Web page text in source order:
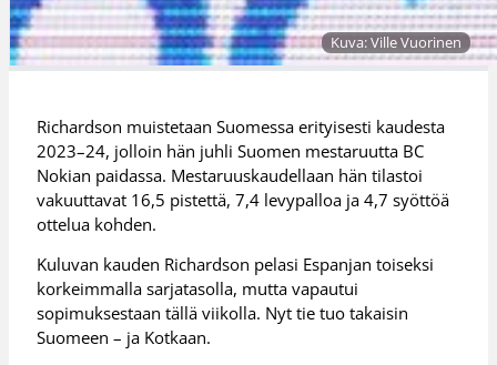
Kuva: Ville Vuorinen
Richardson muistetaan Suomessa erityisesti kaudesta
2023–24, jolloin hän juhli Suomen mestaruutta BC
Nokian paidassa. Mestaruuskaudellaan hän tilastoi
vakuuttavat 16,5 pistettä, 7,4 levypalloa ja 4,7 syöttöä
ottelua kohden.
Kuluvan kauden Richardson pelasi Espanjan toiseksi
korkeimmalla sarjatasolla, mutta vapautui
sopimuksestaan tällä viikolla. Nyt tie tuo takaisin
Suomeen – ja Kotkaan.